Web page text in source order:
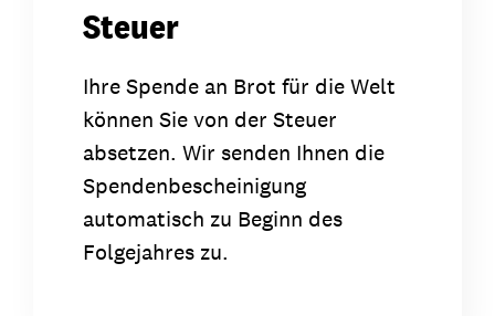
Steuer
Ihre Spende an Brot für die Welt
können Sie von der Steuer
absetzen. Wir senden Ihnen die
Spendenbescheinigung
automatisch zu Beginn des
Folgejahres zu.